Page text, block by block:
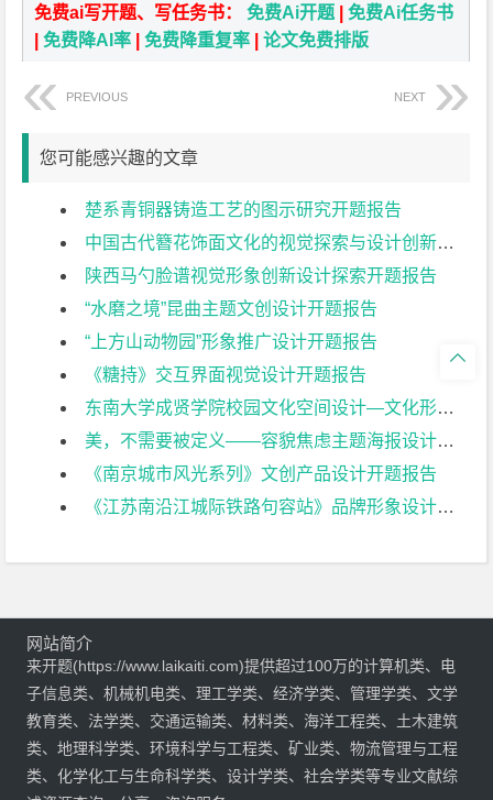
免费ai写开题、写任务书：免费Ai开题 |免费Ai任务书
|免费降AI率 |免费降重复率 |论文免费排版
PREVIOUS NEXT
您可能感兴趣的文章
楚系青铜器铸造工艺的图示研究开题报告
中国古代簪花饰面文化的视觉探索与设计创新开题报告
陕西马勺脸谱视觉形象创新设计探索开题报告
“水磨之境”昆曲主题文创设计开题报告
“上方山动物园”形象推广设计开题报告
《糖持》交互界面视觉设计开题报告
东南大学成贤学院校园文化空间设计—文化形象展示与应用设计开题报告
美，不需要被定义——容貌焦虑主题海报设计开题报告
《南京城市风光系列》文创产品设计开题报告
《江苏南沿江城际铁路句容站》品牌形象设计开题报告

网站简介
来开题(https://www.laikaiti.com)提供超过100万的计算机类、电
子信息类、机械机电类、理工学类、经济学类、管理学类、文学
教育类、法学类、交通运输类、材料类、海洋工程类、土木建筑
类、地理科学类、环境科学与工程类、矿业类、物流管理与工程
类、化学化工与生命科学类、设计学类、社会学类等专业文献综